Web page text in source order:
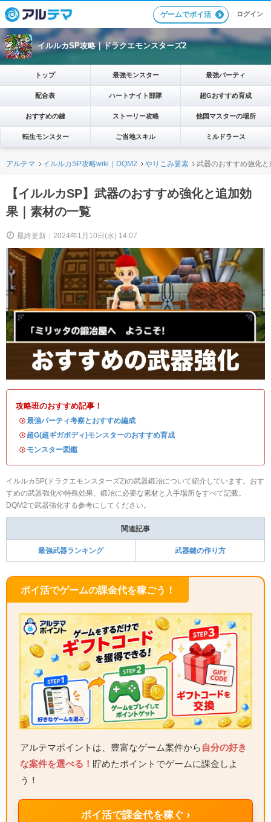
ゲームでポイ活 ログイン
イルルカSP攻略｜ドラクエモンスターズ2
トップ 最強モンスター 最強パーティ
配合表 ハートナイト部隊 超Gおすすめ育成
おすすめの鍵 ストーリー攻略 他国マスターの場所
転生モンスター ご当地スキル ミルドラース
アルテマ イルルカSP攻略wiki｜DQM2 やりこみ要素 武器のおすすめ強化
【イルルカSP】武器のおすすめ強化と追加効
果｜素材の一覧
最終更新：2024年1月10日(水) 14:07
攻略班のおすすめ記事！
・最強パーティ考察とおすすめ編成
・超G(超ギガボディ)モンスターのおすすめ育成
・ モンスター図鑑
イルルカSP(ドラクエモンスターズ2)の武器鍛冶について紹介しています。おす
すめの武器強化や特殊効果、鍛冶に必要な素材と入手場所をすべて記載。
DQM2で武器強化する参考にしてください。
関連記事
最強武器ランキング 武器鍵の作り方
ポイ活でゲームの課金代を稼ごう！
アルテマポイントは、豊富なゲーム案件から 自分の好き
な案件を選べる！ 貯めたポイントでゲームに課金しよ
う！
ポイ活で課金代を稼ぐ ›